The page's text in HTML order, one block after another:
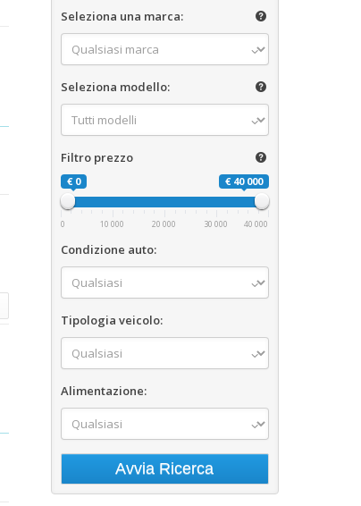
Seleziona una marca:
Seleziona modello:
Filtro prezzo
€ 0 € 40 000
0 10 000 20 000 30 000 40 000
Condizione auto:
Tipologia veicolo:
Alimentazione: